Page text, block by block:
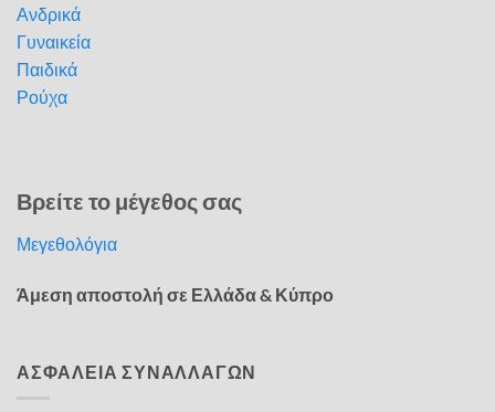
Ανδρικά
Γυναικεία
Παιδικά
Ρούχα
Βρείτε το μέγεθος σας
Μεγεθολόγια
Άμεση αποστολή σε Ελλάδα & Κύπρο
ΑΣΦΑΛΕΙΑ ΣΥΝΑΛΛΑΓΩΝ